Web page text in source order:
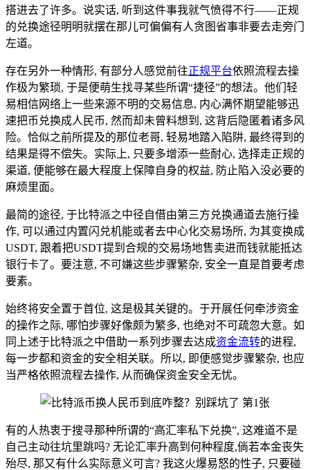
搭进去了许多。说实话, 听到这件事我就气愤得不行——正规
的兑换途径明明就摆在那儿可偏偏有人贪图省事非要去走旁门
左道。
存在另外一种情形, 有部分人感觉前往正规平台依照流程去操
作极为繁琐, 于是便萌生找寻某些所谓“捷径”的想法。他们轻
易相信网络上一些来源不明的交易信息, 内心满怀期望能够迅
速把币兑换成人民币, 然而却未曾料想到, 这背后隐匿着诸多风
险。恰似之前所提及的那位老哥, 轻易地踏入陷阱, 最终得到的
结果是得不偿失。实际上, 只要多增添一些耐心, 选择走正规的
渠道, 便能够在最大程度上保障自身的权益, 防止陷入没必要的
麻烦里面。
最简的途径, 于比特派之中径自借由第三方兑换通道去施行操
作, 可以通过内置闪兑机能或者去中心化交易场所, 为其变换成
USDT, 跟着把USDT提到合规的交易场地售卖进而钱就能抵达
银行卡了。要注意, 不可嫌这些步骤繁杂, 安全一直是首要考虑
要素。
始终将安全置于首位, 这是极其关键的。于开展任何牵涉资金
的操作之际, 哪怕步骤好像颇为繁多, 也绝对不可疏忽大意。如
同上述于比特派之中借助一系列步骤去达成资金流转的进程,
每一步都和资金的安全相关联。所以, 即便感觉步骤繁杂, 也应
当严格依照流程去操作, 从而确保资金安全无忧。
有的人热衷于搜寻那种所谓的“高汇率私下兑换”, 这难道不是
自己主动往坑里跳吗? 无论汇率升高到何种程度,倘若本金丧失
殆尽, 那又有什么实际意义可言? 我这火爆易怒的性子, 只要碰